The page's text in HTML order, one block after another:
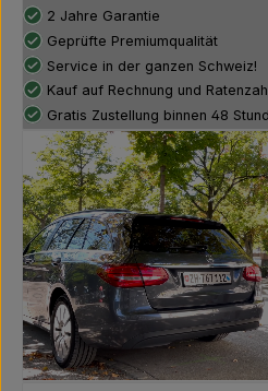
2 Jahre Garantie
Geprüfte Premiumqualität
Service in der ganzen Schweiz!
Kauf auf Rechnung und
Gratis Zustellung binnen 48